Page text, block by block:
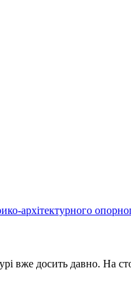
архітектурного
вже досить давно. На